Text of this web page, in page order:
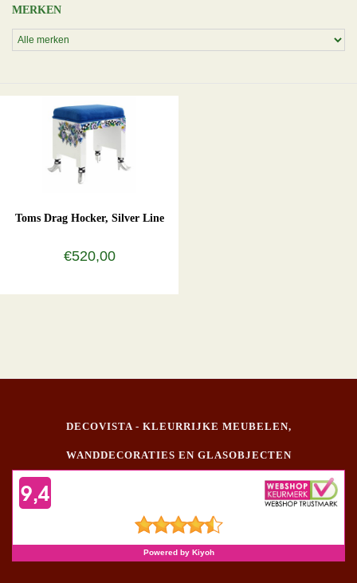
MERKEN
Toms Drag Hocker, Silver Line
€520,00
DECOVISTA - KLEURRIJKE MEUBELEN,
WANDDECORATIES EN GLASOBJECTEN